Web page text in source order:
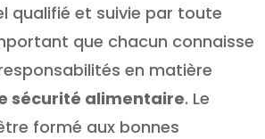
qualifié et suivie par toute
que chacun connaisse
en matière
sécurité alimentaire. Le
formé aux bonnes